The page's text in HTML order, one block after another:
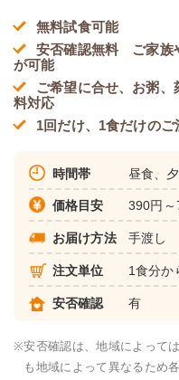
無料試食可能
安否確認無料 ご家族
が可能
ご希望に合せ、お粥
料対応
1回だけ、1食だけのご
時間帯 昼食、
価格目安 390円
お届け方法 手渡し
注文単位 1食分か
安否確認 有
※安否確認は、地域によって
も地域によって異なるため